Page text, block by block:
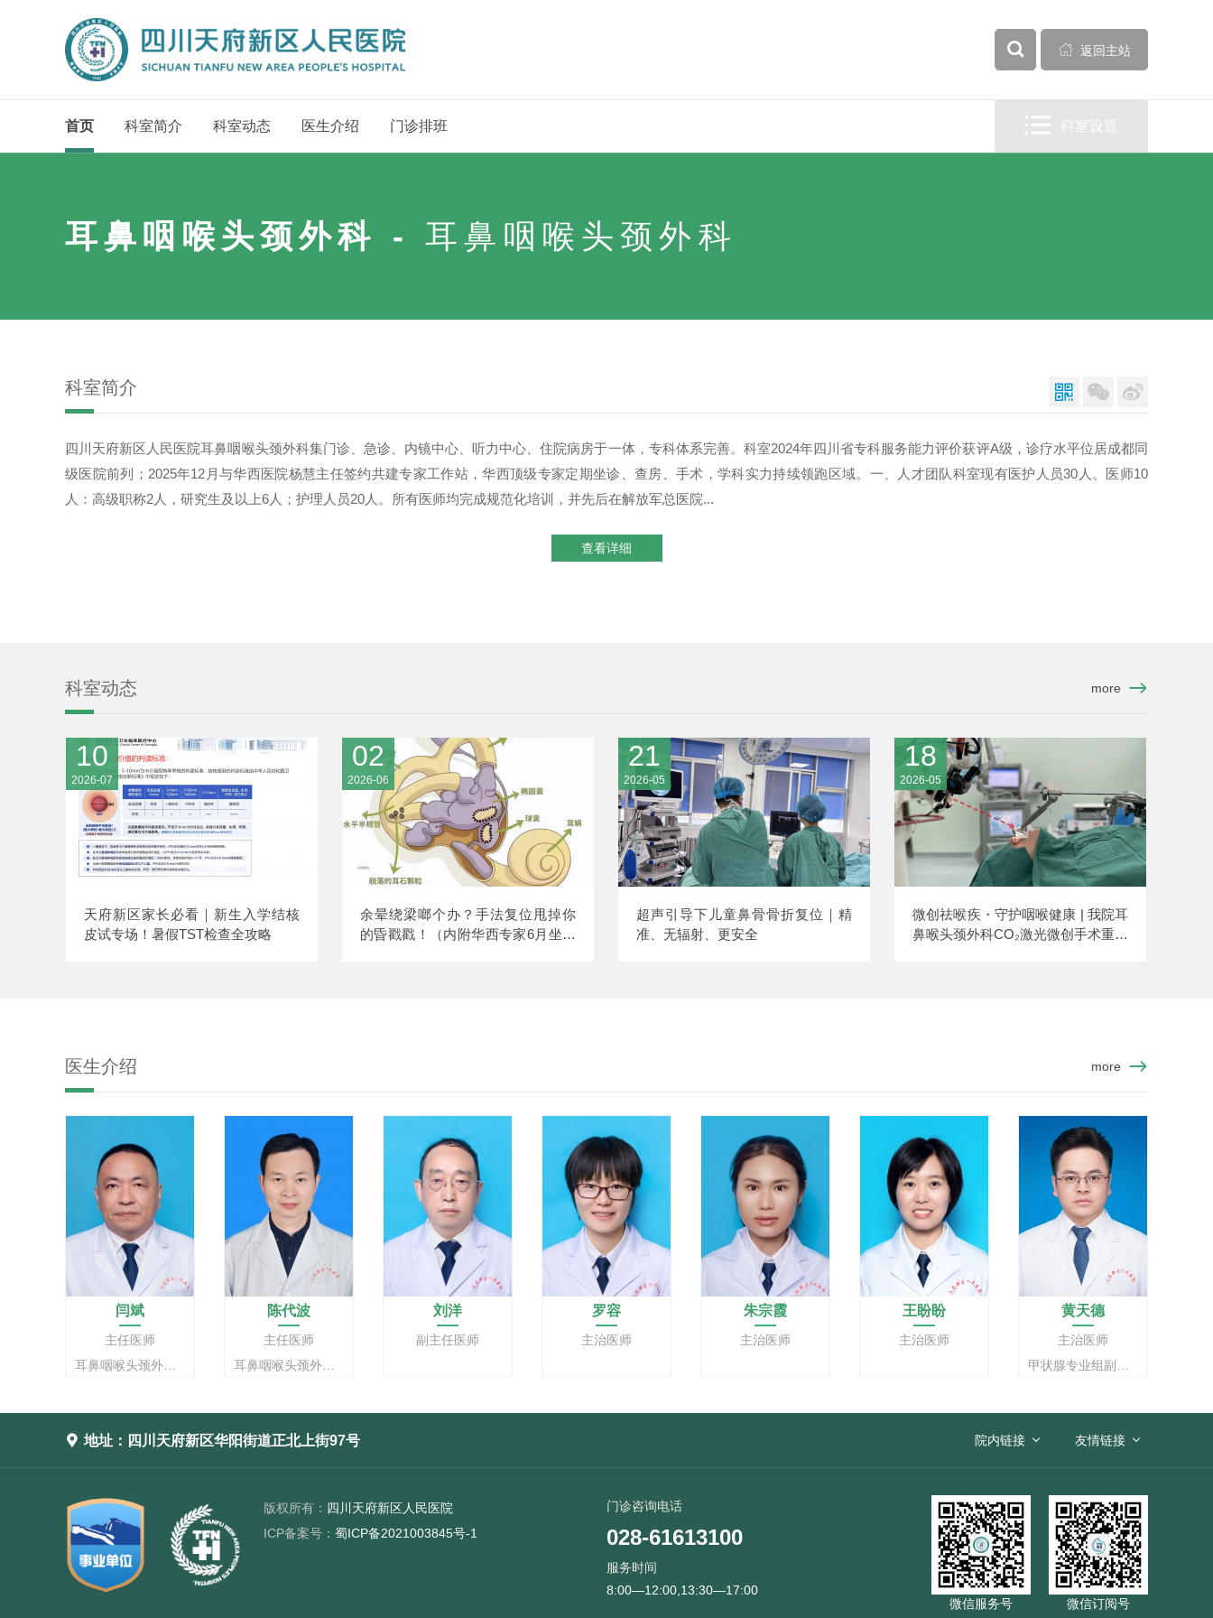
全部

  返回主站
首页 科室简介 科室动态 医生介绍 门诊排班  科室设置
耳鼻咽喉头颈外科 -耳鼻咽喉头颈外科
科室简介   
四川天府新区人民医院耳鼻咽喉头颈外科集门诊、急诊、内镜中心、听力中心、住院病房于一体，专科体系完善。科室2024年四川省专科服务能力评价获评A级，诊疗水平位居成都同
级医院前列；2025年12月与华西医院杨慧主任签约共建专家工作站，华西顶级专家定期坐诊、查房、手术，学科实力持续领跑区域。一、人才团队科室现有医护人员30人。医师10
人：高级职称2人，研究生及以上6人；护理人员20人。所有医师均完成规范化培训，并先后在解放军总医院...
查看详细
科室动态 more
10
2026-07
天府新区家长必看｜新生入学结核
皮试专场！暑假TST检查全攻略
02
2026-06
余晕绕梁啷个办？手法复位甩掉你
的昏戳戳！（内附华西专家6月坐诊
21
2026-05
超声引导下儿童鼻骨骨折复位｜精
准、无辐射、更安全
18
2026-05
微创祛喉疾・守护咽喉健康 | 我院耳
鼻喉头颈外科CO₂激光微创手术重磅
医生介绍 more
闫斌
主任医师
陈代波
主任医师
刘洋
副主任医师
罗容
主治医师
朱宗霞
主治医师
王盼盼
主治医师
黄天德
主治医师
 地址：四川天府新区华阳街道正北上街97号 院内链接 友情链接
版权所有： 四川天府新区人民医院
ICP备案号： 蜀ICP备2021003845号-1
门诊咨询电话
028-61613100
服务时间
8:00—12:00,13:30—17:00
微信订阅号
微信服务号